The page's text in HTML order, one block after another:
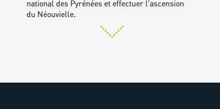
national des Pyrénées et effectuer l'ascension
du Néouvielle.